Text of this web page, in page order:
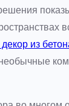
из
необычные